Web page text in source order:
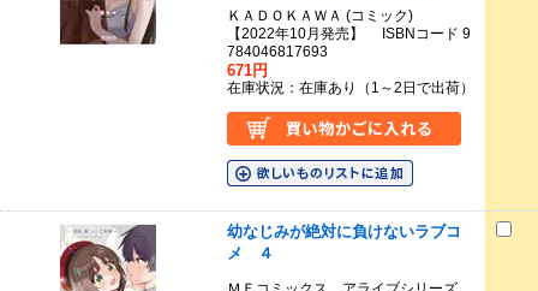
ＫＡＤＯＫＡＷＡ (コミック)
【2022年10月発売】 ISBNコード 9
784046817693
671円
在庫状況：在庫あり（1～2日で出荷）
幼なじみが絶対に負けないラブコ
メ ４